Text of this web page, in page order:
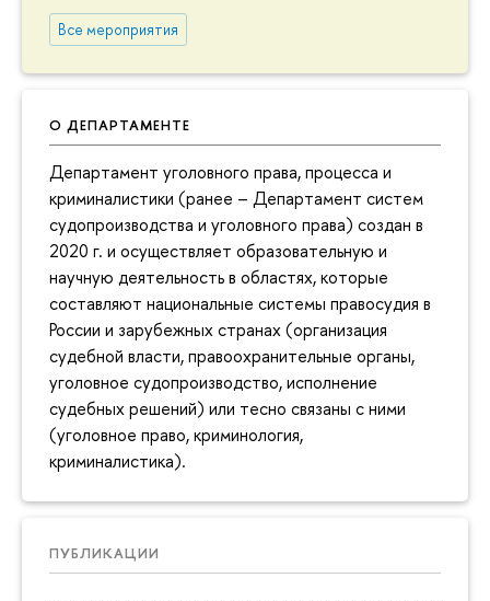
Все мероприятия
О ДЕПАРТАМЕНТЕ
Департамент уголовного права, процесса и
криминалистики (ранее – Департамент систем
судопроизводства и уголовного права) создан в
2020 г. и осуществляет образовательную и
научную деятельность в областях, которые
составляют национальные системы правосудия в
России и зарубежных странах (организация
судебной власти, правоохранительные органы,
уголовное судопроизводство, исполнение
судебных решений) или тесно связаны с ними
(уголовное право, криминология,
криминалистика).
ПУБЛИКАЦИИ